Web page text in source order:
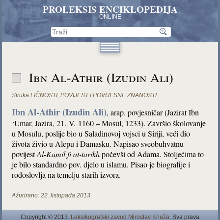
PROLEKSIS ENCIKLOPEDIJA
ONLINE
Ibn Al-Athir (Izudin Ali)
Struka LIČNOSTI,POVIJEST I POVIJESNE ZNANOSTI
Ibn Al-Athir (Izudin Ali), arap. povjesničar (Jazirat Ibn
‘Umar, Jazira, 21. V. 1160 – Mosul, 1233). Završio školovanje
u Mosulu, poslije bio u Saladinovoj vojsci u Siriji, veći dio
života živio u Alepu i Damasku. Napisao sveobuhvatnu
povijestAl-Kamil fi at-tarikhpočevši od Adama. Stoljećima to
je bilo standardno pov. djelo u islamu. Pisao je biografije i
rodoslovlja na temelju starih izvora.
Ažurirano: 22. listopada 2013.
Copyright © 2013. Leksikografski zavod Miroslav Krleža. Sva prava